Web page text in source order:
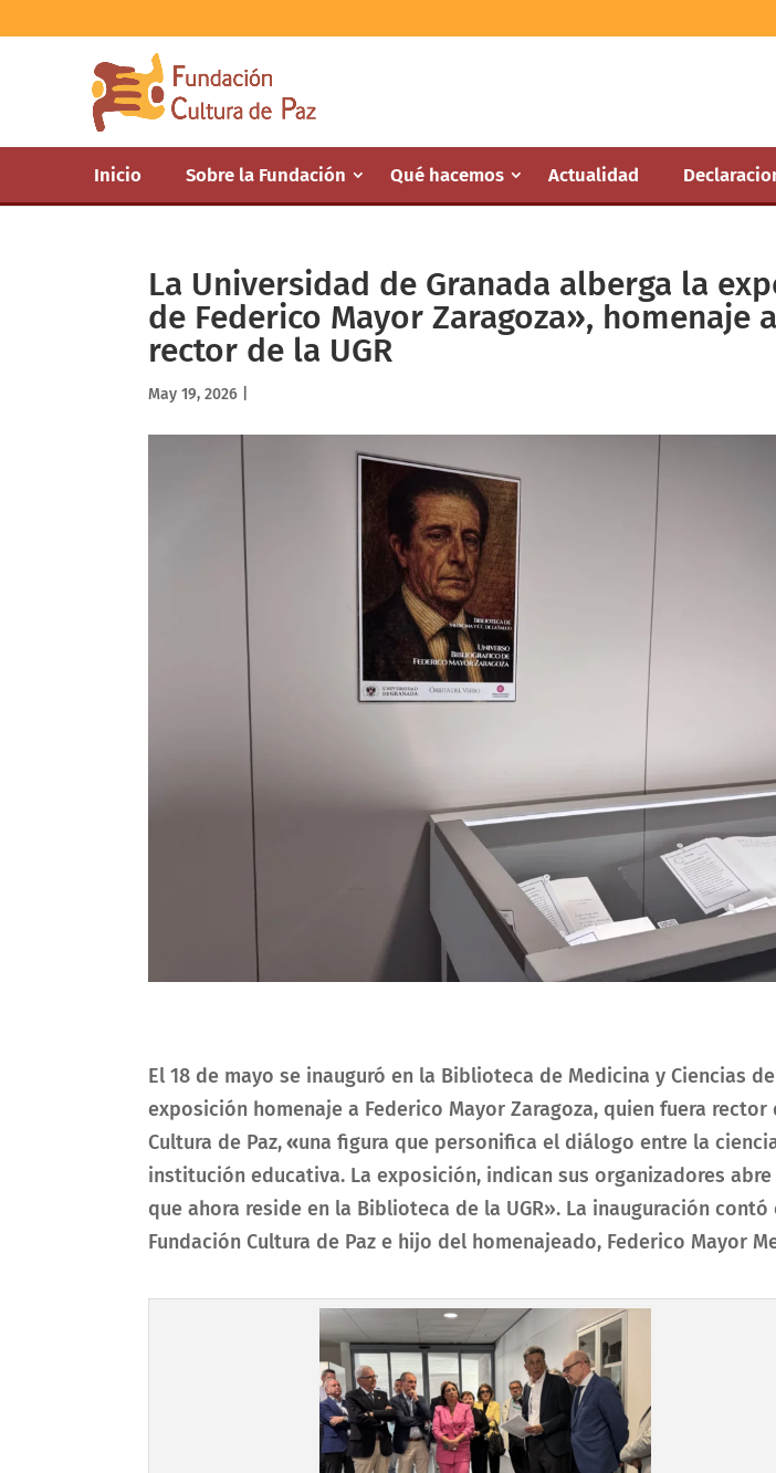
Inicio Sobre la Fundación Qué hacemos Actualidad
La Universidad de Granada alberga la
de Federico Mayor Zaragoza», homenaje
rector de la UGR
May 19, 2026
El 18 de mayo se inauguró en la Biblioteca de Medicina y Ciencias
exposición homenaje a Federico Mayor Zaragoza, quien fuera
Cultura de Paz,«una figura que personifica el diálogo entre la
institución educativa. La exposición, indican sus organizadores
que ahora reside en la Biblioteca de la UGR». La inauguración
Fundación Cultura de Paz e hijo del homenajeado, Federico Mayor